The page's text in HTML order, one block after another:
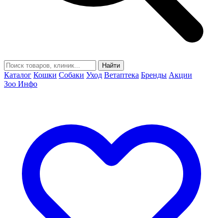
Найти
Каталог Кошки Собаки Уход Ветаптека Бренды Акции
Зоо Инфо